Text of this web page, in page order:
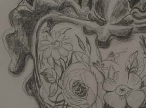
CERTAMEN DE DIBUJO
FUNDACIÓN
TIENDA
NOTICIAS